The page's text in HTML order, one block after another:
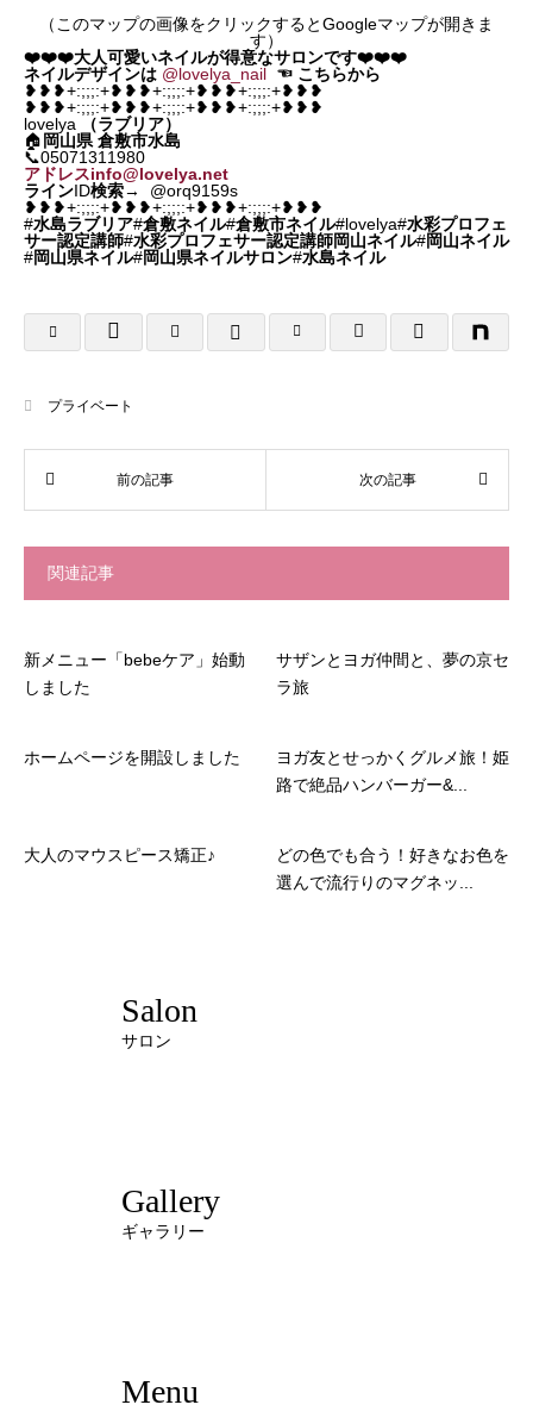
（このマップの画像をクリックするとGoogleマップが開きま
す）
❤️❤️❤️大人可愛いネイルが得意なサロンです❤️❤️❤️
ネイルデザインは @lovelya_nail ☜ こちらから
❥❥❥+:;;;:+❥❥❥+:;;;:+❥❥❥+:;;;:+❥❥❥
❥❥❥+:;;;:+❥❥❥+:;;;:+❥❥❥+:;;;:+❥❥❥
lovelya
（ラブリア）
🏠 岡山県 倉敷市水島
📞05071311980
アドレスinfo@lovelya.net
ラインID検索→ @orq9159s
❥❥❥+:;;;:+❥❥❥+:;;;:+❥❥❥+:;;;:+❥❥❥
#水島ラブリア#倉敷ネイル#倉敷市ネイル#lovelya#水彩プロフェ
サー認定講師#水彩プロフェサー認定講師岡山ネイル#岡山ネイル
#岡山県ネイル#岡山県ネイルサロン#水島ネイル
プライベート
関連記事
新メニュー「bebeケア」始動
しました
サザンとヨガ仲間と、夢の京セ
ラ旅
ホームページを開設しました
ヨガ友とせっかくグルメ旅！姫
路で絶品ハンバーガー&...
大人のマウスピース矯正♪
どの色でも合う！好きなお色を
選んで流行りのマグネッ...
Salon
サロン
Gallery
ギャラリー
Menu